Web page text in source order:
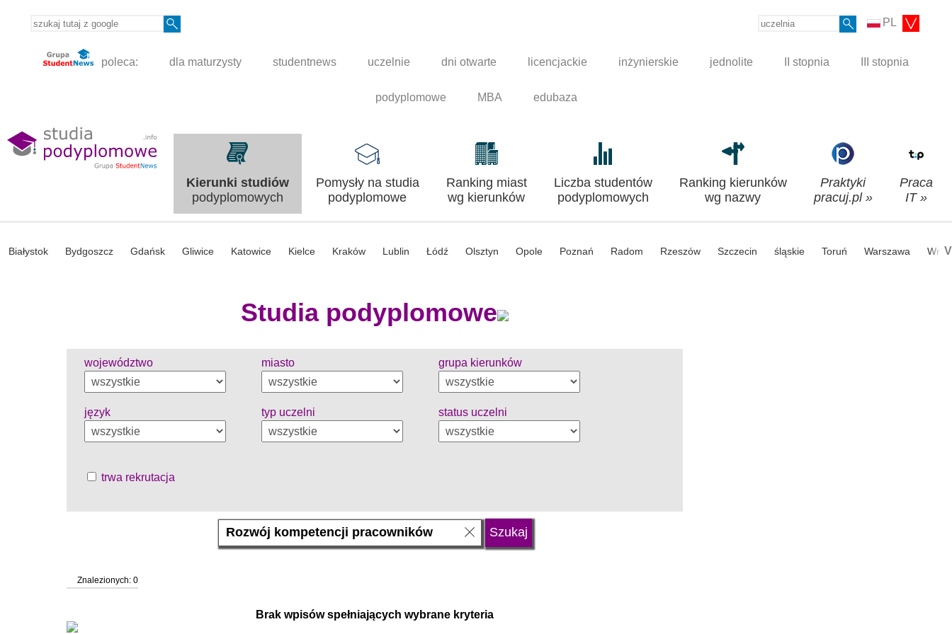
PL
poleca: dla maturzysty studentnews uczelnie dni otwarte licencjackie inżynierskie jednolite II stopnia III stopnia
podyplomowe MBA edubaza
Kierunki studiów
podyplomowych
Pomysły na studia
podyplomowe
Ranking miast
wg kierunków
Liczba studentów
podyplomowych
Ranking kierunków
wg nazwy
Praktyki
pracuj.pl »
Praca
IT »
Białystok Bydgoszcz Gdańsk Gliwice Katowice Kielce Kraków Lublin Łódź Olsztyn Opole Poznań Radom Rzeszów Szczecin śląskie Toruń Warszawa V
Studia podyplomowe
województwo miasto grupa kierunków
język typ uczelni status uczelni
trwa rekrutacja
Znalezionych: 0
Brak wpisów spełniających wybrane kryteria